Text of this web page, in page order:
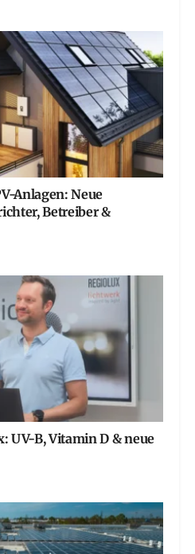
Anlagen: Neue
Betreiber &
UV-B, Vitamin D & neue